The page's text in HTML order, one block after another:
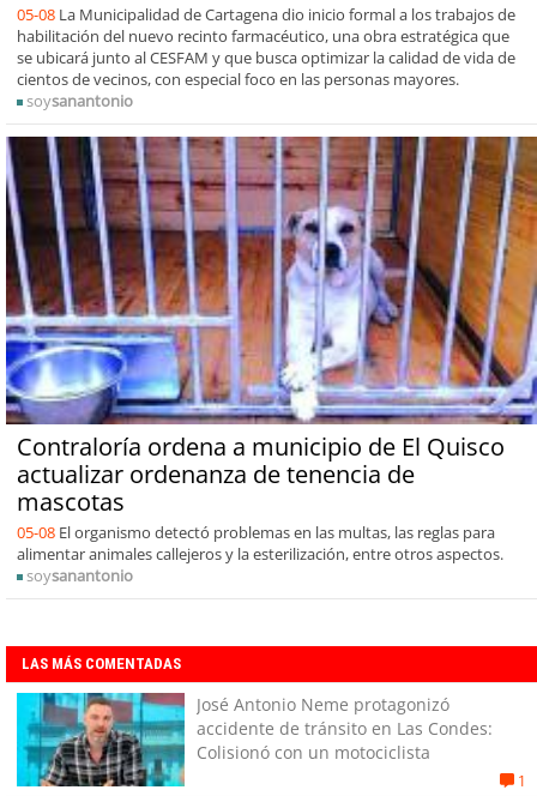
05-08 La Municipalidad de Cartagena dio inicio formal a los trabajos de
habilitación del nuevo recinto farmacéutico, una obra estratégica que
se ubicará junto al CESFAM y que busca optimizar la calidad de vida de
cientos de vecinos, con especial foco en las personas mayores.
soysanantonio
Contraloría ordena a municipio de El Quisco
actualizar ordenanza de tenencia de
mascotas
05-08 El organismo detectó problemas en las multas, las reglas para
alimentar animales callejeros y la esterilización, entre otros aspectos.
soysanantonio
LAS MÁS COMENTADAS
José Antonio Neme protagonizó
accidente de tránsito en Las Condes:
Colisionó con un motociclista
1